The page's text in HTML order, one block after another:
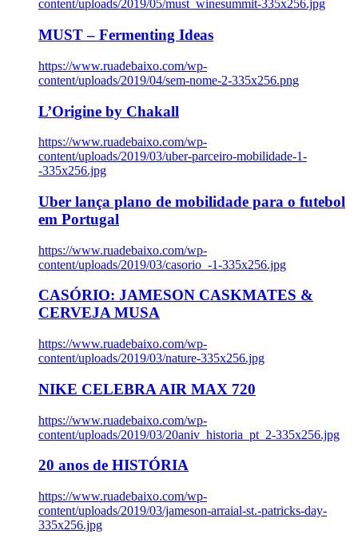
content/uploads/2019/05/must_winesummit-335x256.jpg
MUST – Fermenting Ideas
https://www.ruadebaixo.com/wp-
content/uploads/2019/04/sem-nome-2-335x256.png
L’Origine by Chakall
https://www.ruadebaixo.com/wp-
content/uploads/2019/03/uber-parceiro-mobilidade-1-
-335x256.jpg
Uber lança plano de mobilidade para o futebol
em Portugal
https://www.ruadebaixo.com/wp-
content/uploads/2019/03/casorio_-1-335x256.jpg
CASÓRIO: JAMESON CASKMATES &
CERVEJA MUSA
https://www.ruadebaixo.com/wp-
content/uploads/2019/03/nature-335x256.jpg
NIKE CELEBRA AIR MAX 720
https://www.ruadebaixo.com/wp-
content/uploads/2019/03/20aniv_historia_pt_2-335x256.jpg
20 anos de HISTÓRIA
https://www.ruadebaixo.com/wp-
content/uploads/2019/03/jameson-arraial-st.-patricks-day-
335x256.jpg